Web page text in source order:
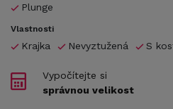
Plunge
Vlastnosti
Krajka Nevyztužená S
Vypočítejte si
správnou velikost